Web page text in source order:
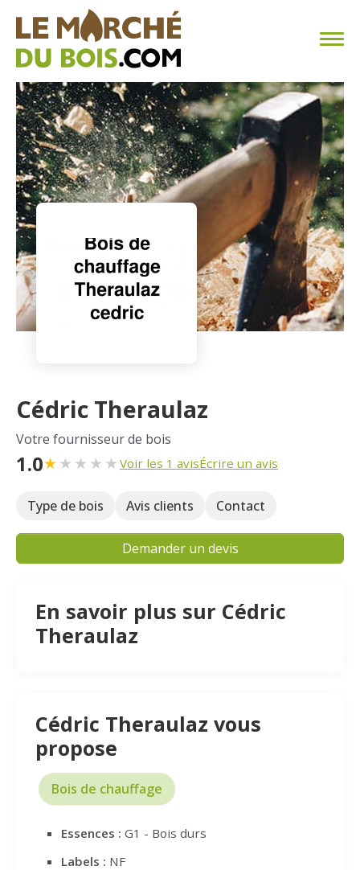
CHAUFFAGE AU BOIS
FAQ
CALCULER SA CONSOMMATION
TROUVER SON FOURNISSEUR
BLOG
ESPACE PRO
Cédric Theraulaz
Votre fournisseur de bois
1.0★★ ★ ★ ★ Voir les 1 avisÉcrire un avis
Type de bois Avis clients Contact
Demander un devis
En savoir plus sur Cédric
Theraulaz
Cédric Theraulaz vous
propose
Bois de chauffage
Essences : G1 - Bois durs
Labels : NF